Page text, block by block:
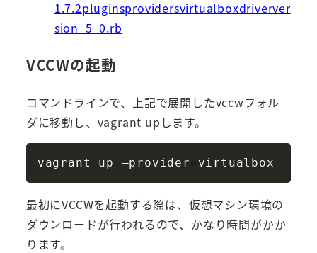
1.7.2pluginsprovidersvirtualboxdriverver
sion_5_0.rb
VCCWの起動
コマンドラインで、上記で展開したvccwフォル
ダに移動し、vagrant upします。
vagrant up –provider= Copy
最初にVCCWを起動する際は、仮想マシン環境の
ダウンロードが行われるので、かなり時間がかか
ります。